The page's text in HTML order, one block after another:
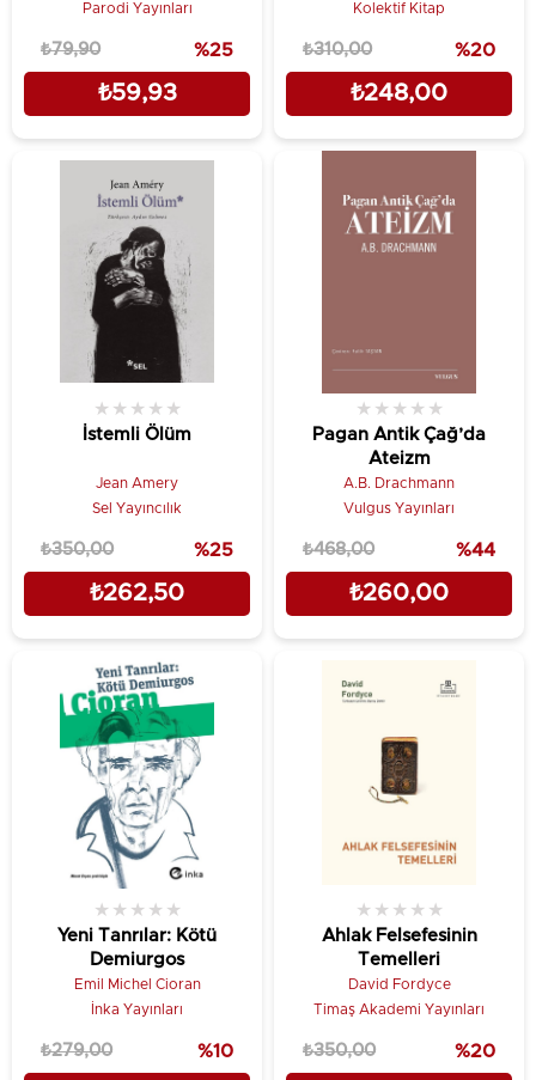
Parodi Yayınları
₺59,93
₺79,90 %25
Kolektif Kitap
₺248,00
₺310,00 %20
İstemli Ölüm
★ ★ ★ ★ ★
Jean Amery
Sel Yayıncılık
₺262,50
₺350,00 %25
Pagan Antik Çağ’da
Ateizm
★ ★ ★ ★ ★
A.B. Drachmann
Vulgus Yayınları
₺260,00
₺468,00 %44
Yeni Tanrılar: Kötü
Demiurgos
★ ★ ★ ★ ★
Emil Michel Cioran
İnka Yayınları
₺279,00 %10
Ahlak Felsefesinin
Temelleri
★ ★ ★ ★ ★
David Fordyce
Timaş Akademi Yayınları
₺350,00 %20